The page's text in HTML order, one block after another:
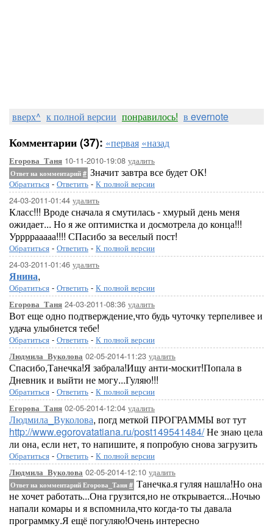
вверх^ к полной версии понравилось! в evernote
Комментарии (37): «первая «назад
Егорова_Таня 10-11-2010-19:08 удалить
Ответ на комментарий # Значит завтра все будет ОК!
Обратиться - Ответить - К полной версии
24-03-2011-01:44 удалить
Класс!!! Вроде сначала я смутилась - хмурый день меня
ожидает... Но я же оптимистка и досмотрела до конца!!!
Уррррааааа!!!! СПасибо за веселый пост!
Обратиться - Ответить - К полной версии
24-03-2011-01:46 удалить
Янина,
Обратиться - Ответить - К полной версии
Егорова_Таня 24-03-2011-08:36 удалить
Вот еще одно подтверждение,что будь чуточку терпеливее и
удача улыбнется тебе!
Обратиться - Ответить - К полной версии
Людмила_Вуколова 02-05-2014-11:23 удалить
Спасибо,Танечка!Я забрала!Ищу анти-москит!Попала в
Дневник и выйти не могу...Гуляю!!!
Обратиться - Ответить - К полной версии
Егорова_Таня 02-05-2014-12:04 удалить
Людмила_Вуколова, погд меткой ПРОГРАММЫ вот тут
http://www.egorovatatiana.ru/post149541484/Не знаю цела
ли она, если нет, то напишите, я попробую снова загрузить
Обратиться - Ответить - К полной версии
Людмила_Вуколова 02-05-2014-12:10 удалить
Ответ на комментарий Егорова_Таня # Танечка.я гуляя нашла!Но она
не хочет работать...Она грузится,но не открывается...Ночью
напали комары и я вспомнила,что когда-то ты давала
программку.Я ещё погуляю!Очень интересно